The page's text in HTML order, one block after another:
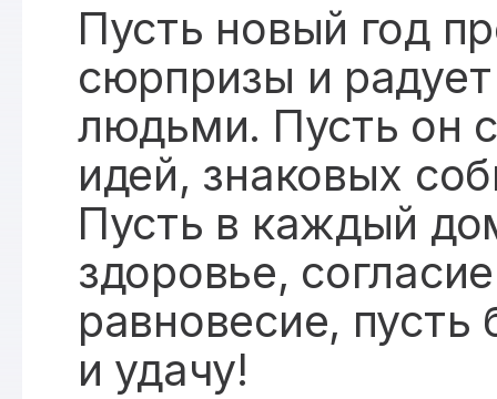
Пусть новый год
сюрпризы и
людьми. Пусть он
идей, знаковых
Пусть в каждый
здоровье,
равновесие,
и удачу!